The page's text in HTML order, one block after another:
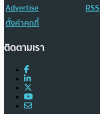
Advertise
RSS
ตั้งค่าคุกกี้
ติดตามเรา